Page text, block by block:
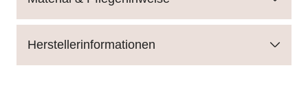
Herstellerinformationen